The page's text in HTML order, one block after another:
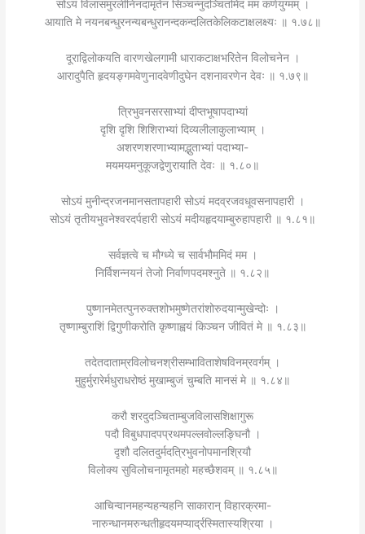
सोऽयं विलासमुरलीनिनदामृतेन सिञ्चन्नुदञ्चितमिदं मम कर्णयुग्मम् ।
आयाति मे नयनबन्धुरनन्यबन्धुरानन्दकन्दलितकेलिकटाक्षलक्ष्यः ॥ १.७८॥
दूराद्विलोकयति वारणखेलगामी धाराकटाक्षभरितेन विलोचनेन ।
आरादुपैति हृदयङ्गमवेणुनादवेणीदुघेन दशनावरणेन देवः ॥ १.७९॥
त्रिभुवनसरसाभ्यां दीप्तभूषापदाभ्यां
दृशि दृशि शिशिराभ्यां दिव्यलीलाकुलाभ्याम् ।
अशरणशरणाभ्यामद्भुताभ्यां पदाभ्या-
मयमयमनुकूजद्वेणुरायाति देवः ॥ १.८०॥
सोऽयं मुनीन्द्रजनमानसतापहारी सोऽयं मदव्रजवधूवसनापहारी ।
सोऽयं तृतीयभुवनेश्वरदर्पहारी सोऽयं मदीयहृदयाम्बुरुहापहारी ॥ १.८१॥
सर्वज्ञत्वे च मौग्ध्ये च सार्वभौममिदं मम ।
निर्विशन्नयनं तेजो निर्वाणपदमश्नुते ॥ १.८२॥
पुष्णानमेतत्पुनरुक्तशोभमुष्णेतरांशोरुदयान्मुखेन्दोः ।
तृष्णाम्बुराशिं द्विगुणीकरोति कृष्णाह्वयं किञ्चन जीवितं मे ॥ १.८३॥
तदेतदाताम्रविलोचनश्रीसम्भाविताशेषविनम्रवर्गम् ।
मुहुर्मुरारेर्मधुराधरोष्ठं मुखाम्बुजं चुम्बति मानसं मे ॥ १.८४॥
करौ शरदुदञ्चिताम्बुजविलासशिक्षागुरू
पदौ विबुधपादपप्रथमपल्लवोल्लङ्घिनौ ।
दृशौ दलितदुर्मदत्रिभुवनोपमानश्रियौ
विलोक्य सुविलोचनामृतमहो महच्छैशवम् ॥ १.८५॥
आचिन्वानमहन्यहन्यहनि साकारान् विहारक्रमा-
नारुन्धानमरुन्धतीहृदयमप्यार्द्रस्मितास्यश्रिया ।